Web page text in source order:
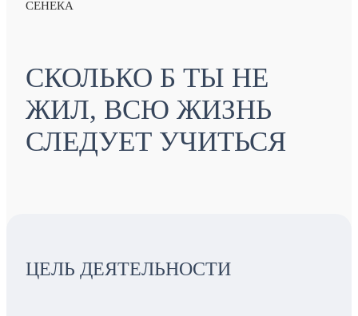
СЕНЕКА
СКОЛЬКО Б ТЫ НЕ
ЖИЛ, ВСЮ ЖИЗНЬ
СЛЕДУЕТ УЧИТЬСЯ
ЦЕЛЬ ДЕЯТЕЛЬНОСТИ